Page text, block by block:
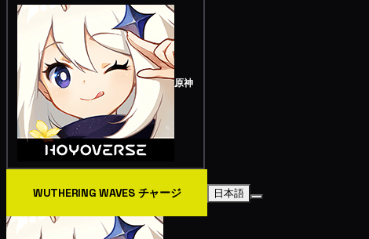
原神
WUTHERING WAVES チャージ 日本語